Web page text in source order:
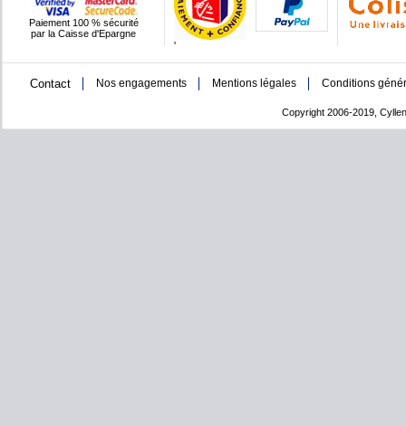
Paiement 100 % sécurité
par la Caisse d'Epargne
'
Contact Nos engagements Mentions légales Conditions
Copyright 2006-2019,